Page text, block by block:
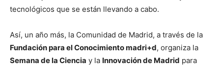
tecnológicos que se están llevando a cabo.
Así, un año más, la Comunidad de Madrid, a través de la
Fundación para el Conocimiento madri+d, organiza la
Semana de la Ciencia y la Innovación de Madrid para